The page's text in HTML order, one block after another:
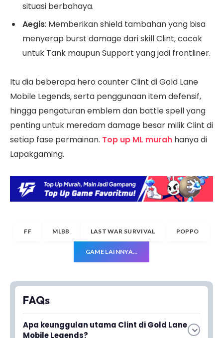
situasi berbahaya.
Aegis: Memberikan shield tambahan yang bisa
menyerap burst damage dari skill Clint, cocok
untuk Tank maupun Support yang jadi frontliner.
Itu dia beberapa hero counter Clint di Gold Lane
Mobile Legends, serta penggunaan item defensif,
hingga pengaturan emblem dan battle spell yang
penting untuk meredam damage besar milik Clint di
setiap fase permainan. Top up ML murah hanya di
Lapakgaming.
FF MLBB LAST WAR SURVIVAL POPPO
GAME LAINNYA…
FAQs
Apa keunggulan utama Clint di Gold Lane
Mobile Legends?